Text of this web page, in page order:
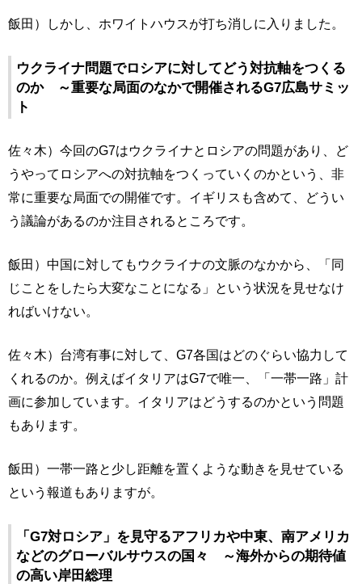
飯田）しかし、ホワイトハウスが打ち消しに入りました。
ウクライナ問題でロシアに対してどう対抗軸をつくる
のか ～重要な局面のなかで開催されるG7広島サミッ
ト
佐々木）今回のG7はウクライナとロシアの問題があり、ど
うやってロシアへの対抗軸をつくっていくのかという、非
常に重要な局面での開催です。イギリスも含めて、どうい
う議論があるのか注目されるところです。
飯田）中国に対してもウクライナの文脈のなかから、「同
じことをしたら大変なことになる」という状況を見せなけ
ればいけない。
佐々木）台湾有事に対して、G7各国はどのぐらい協力して
くれるのか。例えばイタリアはG7で唯一、「一帯一路」計
画に参加しています。イタリアはどうするのかという問題
もあります。
飯田）一帯一路と少し距離を置くような動きを見せている
という報道もありますが。
「G7対ロシア」を見守るアフリカや中東、南アメリカ
などのグローバルサウスの国々 ～海外からの期待値
の高い岸田総理